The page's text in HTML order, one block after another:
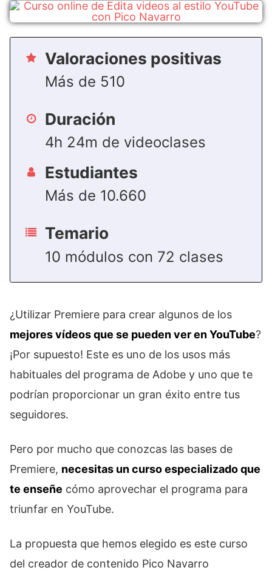
Valoraciones positivas
Más de 510
Duración
4h 24m de videoclases
Estudiantes
Más de 10.660
Temario
10 módulos con 72 clases
¿Utilizar Premiere para crear algunos de los
mejores vídeos que se pueden ver en YouTube?
¡Por supuesto! Este es uno de los usos más
habituales del programa de Adobe y uno que te
podrían proporcionar un gran éxito entre tus
seguidores.
Pero por mucho que conozcas las bases de
Premiere, necesitas un curso especializado que
te enseñe cómo aprovechar el programa para
triunfar en YouTube.
La propuesta que hemos elegido es este curso
del creador de contenido Pico Navarro